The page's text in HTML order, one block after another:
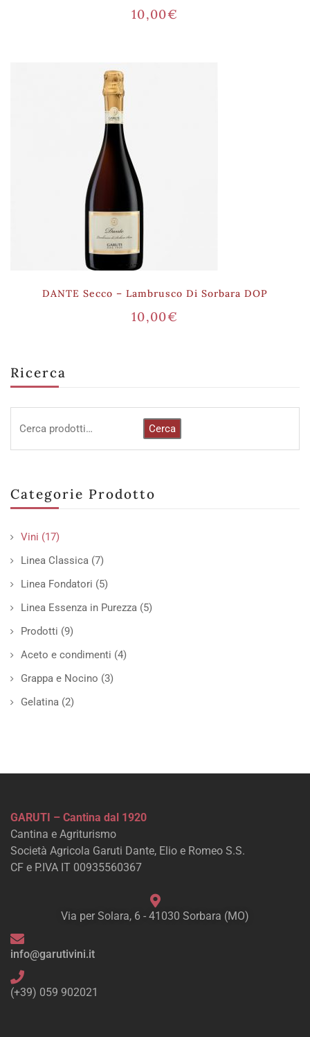
Ricerca
Cerca
Categorie Prodotto
Vini (17)
Linea Classica (7)
Linea Fondatori (5)
Linea Essenza in Purezza (5)
Prodotti (9)
Aceto e condimenti (4)
Grappa e Nocino (3)
Gelatina (2)
10,00€
DANTE Secco – Lambrusco Di Sorbara DOP
10,00€
GARUTI – Cantina dal 1920
Cantina e Agriturismo
Società Agricola Garuti Dante, Elio e Romeo S.S.
CF e P.IVA IT 00935560367
Via per Solara, 6 - 41030 Sorbara (MO)
info@garutivini.it
(+39) 059 902021